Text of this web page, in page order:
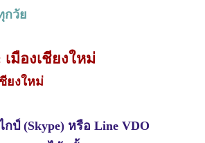
กวัย
มืองเชียงใหม่
ยงใหม่
ป์ (Skype) หรือ Line VDO